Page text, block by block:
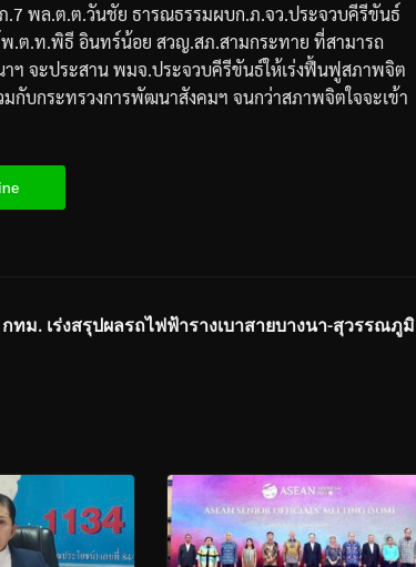
.7 พล.ต.ต.วันชัย ธารณธรรมผบก.ภ.จว.ประจวบคีรีขันธ์
พ.ต.ท.พิธี อินทร์น้อย สวญ.สภ.สามกระทาย ที่สามารถ
ฯ จะประสานพมจ.ประจวบคีรีขันธ์ให้เร่งฟื้นฟูสภาพจิต
มกับกระทรวงการพัฒนาสังคมฯ จนกว่าสภาพจิตใจจะเข้า
กทม. เร่งสรุปผลรถไฟฟ้ารางเบาสายบางนา-สุวรรณภูมิ